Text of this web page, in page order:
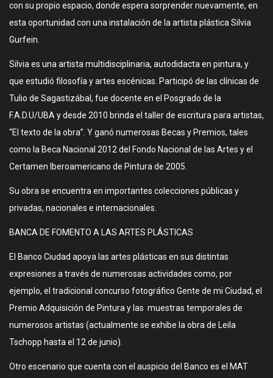
con su propio espacio, donde espera sorprender nuevamente, en
esta oportunidad con una instalación de la artista plástica Silvia
Gurfein.
Silvia es una artista multidisciplinaria, autodidacta en pintura, y
que estudió filosofía y artes escénicas. Participó de las clínicas de
Tulio de Sagastizábal, fue docente en el Posgrado de la
F.A.D.U/UBA y desde 2010 brinda el taller de escritura para artistas,
“El texto de la obra”. Y ganó numerosas Becas y Premios, tales
como la Beca Nacional 2012 del Fondo Nacional de las Artes y el
Certamen Iberoamericano de Pintura de 2005.
Su obra se encuentra en importantes colecciones públicas y
privadas, nacionales e internacionales.
BANCA DE FOMENTO A LAS ARTES PLÁSTICAS
El Banco Ciudad apoya las artes plásticas en sus distintas
expresiones a través de numerosas actividades como, por
ejemplo, el tradicional concurso fotográfico Gente de mi Ciudad, el
Premio Adquisición de Pintura y las muestras temporales de
numerosos artistas (actualmente se exhibe la obra de Leila
Tschopp hasta el 12 de junio).
Otro escenario que cuenta con el auspicio del Banco es el MAT